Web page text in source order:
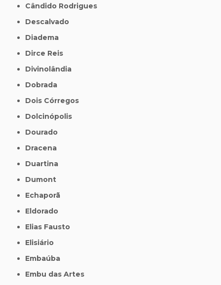
Cândido Rodrigues
Descalvado
Diadema
Dirce Reis
Divinolândia
Dobrada
Dois Córregos
Dolcinópolis
Dourado
Dracena
Duartina
Dumont
Echaporã
Eldorado
Elias Fausto
Elisiário
Embaúba
Embu das Artes